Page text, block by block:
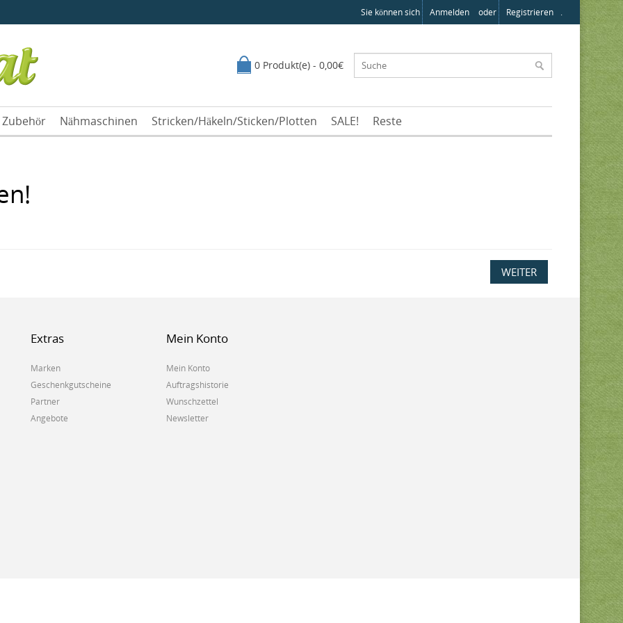
Sie können sich Anmelden oder Registrieren .
0 Produkt(e) - 0,00€
Zubehör Nähmaschinen Stricken/Häkeln/Sticken/Plotten SALE! Reste
WEITER
Extras
Marken
Geschenkgutscheine
Partner
Angebote
Mein Konto
Mein Konto
Auftragshistorie
Wunschzettel
Newsletter